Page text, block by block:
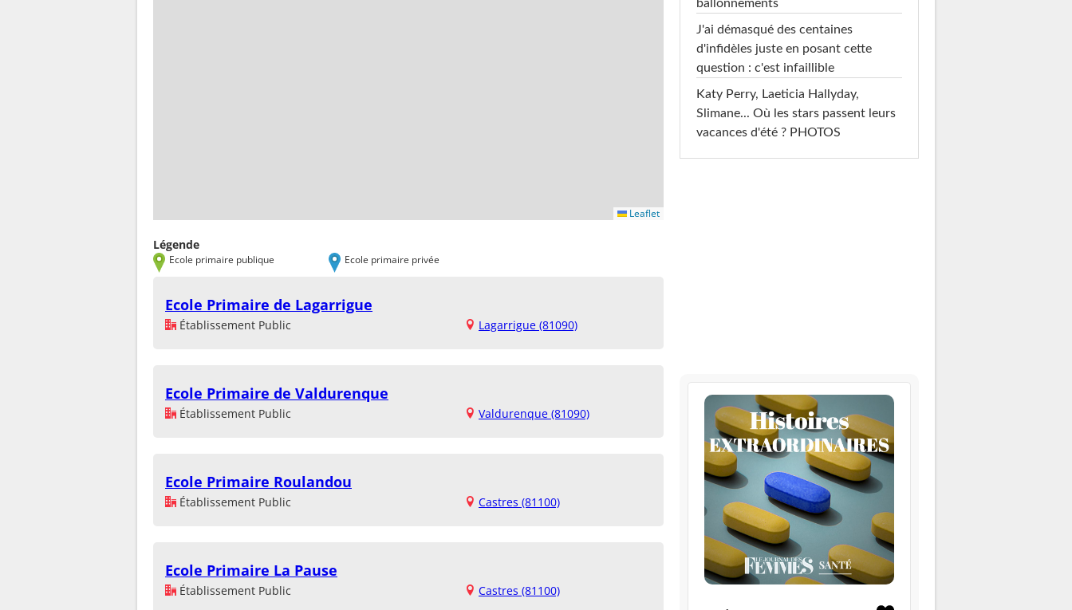
Leaflet
Légende
Ecole primaire publique Ecole primaire privée
Ecole Primaire de Lagarrigue
Établissement Public Lagarrigue (81090)
Ecole Primaire de Valdurenque
Établissement Public Valdurenque (81090)
Ecole Primaire Roulandou
Établissement Public Castres (81100)
Ecole Primaire La Pause
Établissement Public Castres (81100)
ballonnements
J'ai démasqué des centaines
d'infidèles juste en posant cette
question : c'est infaillible
Katy Perry, Laeticia Hallyday,
Slimane... Où les stars passent leurs
vacances d'été ? PHOTOS